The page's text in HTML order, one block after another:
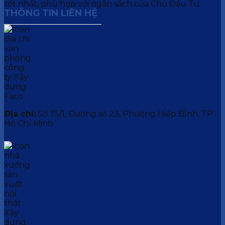
tốt nhất, phù hợp với ngân sách của Chủ Đầu Tư.
THÔNG TIN LIÊN HỆ
Địa chỉ: Số 75/1, Đường số 23, Phường Hiệp Bình, TP.
Hồ Chí Minh